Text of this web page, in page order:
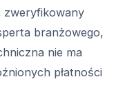
zweryfikowany
branżowego,
nie ma
płatności